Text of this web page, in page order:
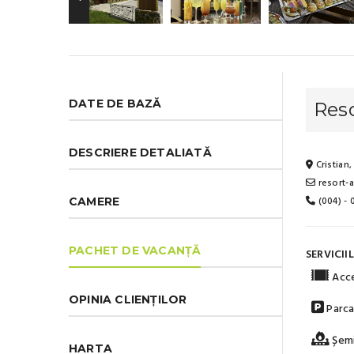
DATE DE BAZĂ
DESCRIERE DETALIATĂ
CAMERE
PACHET DE VACANȚĂ
OPINIA CLIENȚILOR
HARTA
resort-
(004) -